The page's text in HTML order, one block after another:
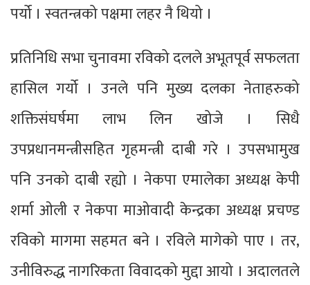
पर्यो । स्वतन्त्रको पक्षमा लहर नै थियो ।
प्रतिनिधि सभा चुनावमा रविको दलले अभूतपूर्व सफलता
हासिल गर्यो । उनले पनि मुख्य दलका नेताहरुको
शक्तिसंघर्षमा लाभ लिन खोजे । सिधै
उपप्रधानमन्त्रीसहित गृहमन्त्री दाबी गरे । उपसभामुख
पनि उनको दाबी रह्यो । नेकपा एमालेका अध्यक्ष केपी
शर्मा ओली र नेकपा माओवादी केन्द्रका अध्यक्ष प्रचण्ड
रविको मागमा सहमत बने । रविले मागेको पाए । तर,
उनीविरुद्ध नागरिकता विवादको मुद्दा आयो । अदालतले